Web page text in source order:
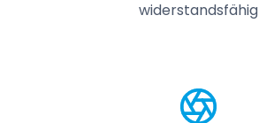
widerstandsfähig